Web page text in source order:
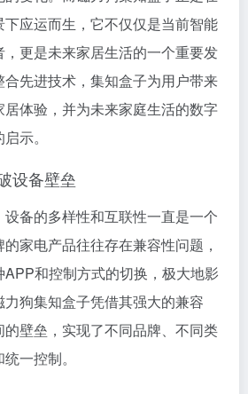
应运而生，它不仅仅是当前智能
更是未来家居生活的一个重要发
合先进技术，集知盒子为用户带来
体验，并为未来家庭生活的数字
示。
设备壁垒
备的多样性和互联性一直是一个
家电产品往往存在兼容性问题，
和控制方式的切换，极大地影
狗集知盒子凭借其强大的兼容
壁垒，实现了不同品牌、不同类
一控制。